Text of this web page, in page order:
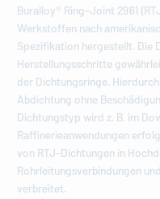
Buralloy® Ring-Joint 2961
Werkstoffen nach
Spezifikation hergestellt. Die
Herstellungsschritte
der Dichtungsringe.
Abdichtung ohne
Dichtungstyp wird z. B. im
Raffinerieanwendungen
von RTJ-Dichtungen in
Rohrleitungsverbindungen
verbreitet.